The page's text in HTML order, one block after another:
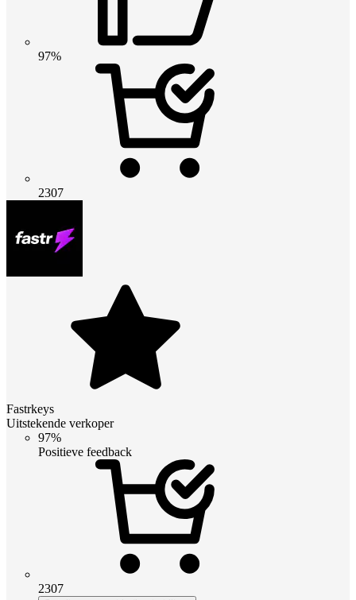
97%
2307
Fastrkeys
Uitstekende verkoper
97%
Positieve feedback
2307